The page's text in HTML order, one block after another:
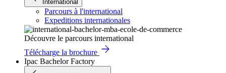
International
Parcours à l'international
Expeditions internationales
Découvre le parcours international
Télécharge la brochure
Ipac Bachelor Factory